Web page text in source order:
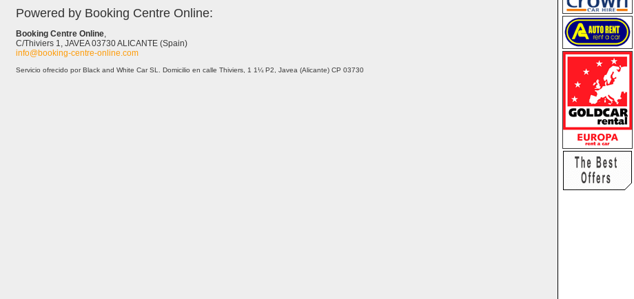
Powered by Booking Centre Online:
Booking Centre Online,
C/Thiviers 1, JAVEA 03730 ALICANTE (Spain)
info@booking-centre-online.com
Servicio ofrecido por Black and White Car SL. Domicilio en calle Thiviers, 1 1¼ P2, Javea (Alicante) CP 03730